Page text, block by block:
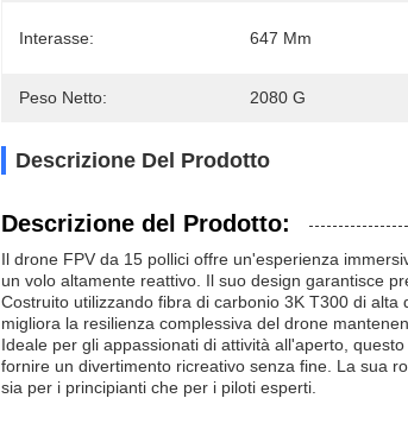
Interasse: 647 Mm
Peso Netto: 2080 G
Descrizione Del Prodotto
Descrizione del Prodotto:
Il drone FPV da 15 pollici offre un'esperienza
un volo altamente reattivo. Il suo design garantisce
Costruito utilizzando fibra di carbonio 3K T300 di
migliora la resilienza complessiva del drone
Ideale per gli appassionati di attività all'aperto,
fornire un divertimento ricreativo senza fine. La sua
sia per i principianti che per i piloti esperti.